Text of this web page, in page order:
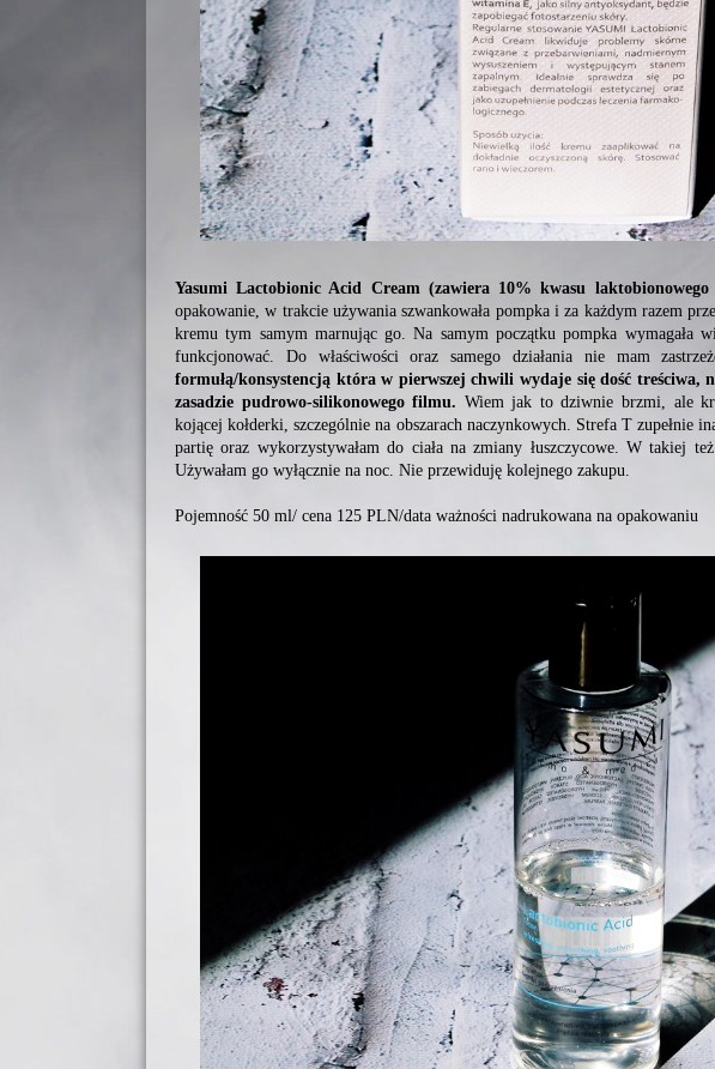
Yasumi Lactobionic Acid Cream (zawiera 10% kwasu
opakowanie, w trakcie używania szwankowała pompka i za każdym razem
kremu tym samym marnując go. Na samym początku pompka wymagała
funkcjonować. Do właściwości oraz samego działania nie mam
formułą/konsystencją która w pierwszej chwili wydaje się dość treściwa,
zasadzie pudrowo-silikonowego filmu. Wiem jak to dziwnie brzmi, ale
kojącej kołderki, szczególnie na obszarach naczynkowych. Strefa T zupełnie
partię oraz wykorzystywałam do ciała na zmiany łuszczycowe. W takiej
Używałam go wyłącznie na noc. Nie przewiduję kolejnego zakupu.
Pojemność 50 ml/ cena 125 PLN/data ważności nadrukowana na opakowaniu